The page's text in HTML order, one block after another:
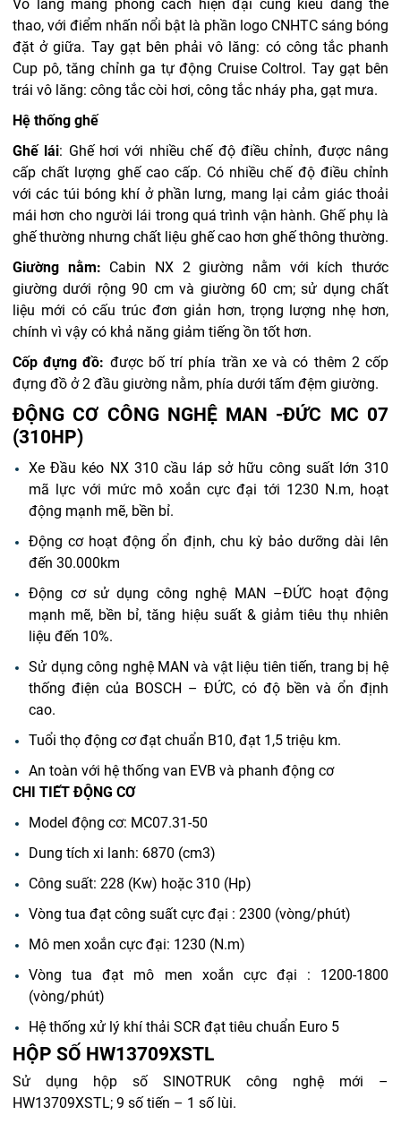
Vô lăng mang phong cách hiện đại cùng kiểu dáng thế
thao, với điểm nhấn nổi bật là phần logo CNHTC sáng bóng
đặt ở giữa. Tay gạt bên phải vô lăng: có công tắc phanh
Cup pô, tăng chỉnh ga tự động Cruise Coltrol. Tay gạt bên
trái vô lăng: công tắc còi hơi, công tắc nháy pha, gạt mưa.
Hệ thống ghế
Ghế lái: Ghế hơi với nhiều chế độ điều chỉnh, được nâng
cấp chất lượng ghế cao cấp. Có nhiều chế độ điều chỉnh
với các túi bóng khí ở phần lưng, mang lại cảm giác thoải
mái hơn cho người lái trong quá trình vận hành. Ghế phụ là
ghế thường nhưng chất liệu ghế cao hơn ghế thông thường.
Giường nằm: Cabin NX 2 giường nằm với kích thước
giường dưới rộng 90 cm và giường 60 cm; sử dụng chất
liệu mới có cấu trúc đơn giản hơn, trọng lượng nhẹ hơn,
chính vì vậy có khả năng giảm tiếng ồn tốt hơn.
Cốp đựng đồ: được bố trí phía trần xe và có thêm 2 cốp
đựng đồ ở 2 đầu giường nằm, phía dưới tấm đệm giường.
ĐỘNG CƠ CÔNG NGHỆ MAN -ĐỨC MC 07
(310HP)
Xe Đầu kéo NX 310 cầu láp sở hữu công suất lớn 310
mã lực với mức mô xoắn cực đại tới 1230 N.m, hoạt
động mạnh mẽ, bền bỉ.
Động cơ hoạt động ổn định, chu kỳ bảo dưỡng dài lên
đến 30.000km
Động cơ sử dụng công nghệ MAN –ĐỨC hoạt động
mạnh mẽ, bền bỉ, tăng hiệu suất & giảm tiêu thụ nhiên
liệu đến 10%.
Sử dụng công nghệ MAN và vật liệu tiên tiến, trang bị hệ
thống điện của BOSCH – ĐỨC, có độ bền và ổn định
cao.
Tuổi thọ động cơ đạt chuẩn B10, đạt 1,5 triệu km.
An toàn với hệ thống van EVB và phanh động cơ
CHI TIẾT ĐỘNG CƠ
Model động cơ: MC07.31-50
Dung tích xi lanh: 6870 (cm3)
Công suất: 228 (Kw) hoặc 310 (Hp)
Vòng tua đạt công suất cực đại : 2300 (vòng/phút)
Mô men xoắn cực đại: 1230 (N.m)
Vòng tua đạt mô men xoắn cực đại : 1200-1800
(vòng/phút)
Hệ thống xử lý khí thải SCR đạt tiêu chuẩn Euro 5
HỘP SỐ HW13709XSTL
Sử dụng hộp số SINOTRUK công nghệ mới –
HW13709XSTL; 9 số tiến – 1 số lùi.